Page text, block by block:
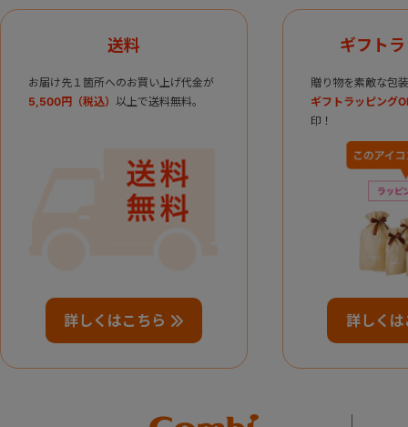
送料
お届け先１箇所へのお買い上げ代金が
5,500円（税込） 以上で送料無料。
詳しくはこちら
ギフト
贈り物を素敵な包
ギフトラッピング
印！
詳しくは
Combi